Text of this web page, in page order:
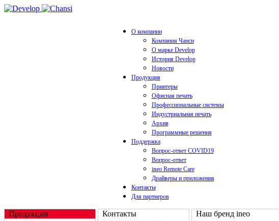
О компании
Компания Чанси
О марке Develop
История Develop
Новости
Продукция
Принтеры
Офисная печать
Профессиональные системы
Индустриальная печать
Архив
Программные решения
Поддержка
Вопрос-ответ COVID19
Вопрос-ответ
ineo Remote Care
Драйверы и приложения
Контакты
Для партнеров
Продукция
Контакты
Наш бренд ineo